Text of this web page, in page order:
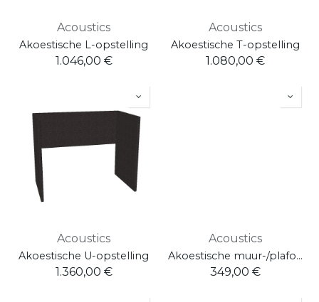
Acoustics
Akoestische L-opstelling
1.046,00 €
Acoustics
Akoestische T-opstelling
1.080,00 €
Acoustics
Akoestische U-opstelling
1.360,00 €
Acoustics
Akoestische muur-/plafondcirckel - 120 cm
349,00 €